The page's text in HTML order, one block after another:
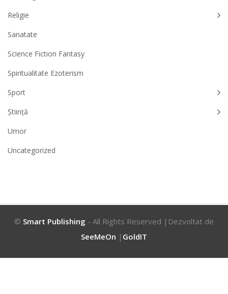
Religie
Sanatate
Science Fiction Fantasy
Spiritualitate Ezoterism
Sport
Știință
Umor
Uncategorized
© Smart Publishing - All Rights Reserved |Dezvoltat de
SeeMeOn | GoldIT